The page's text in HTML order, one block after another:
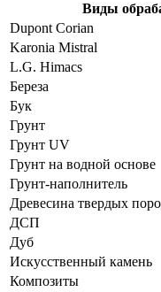
Виды
Dupont Corian
Karonia Mistral
L.G. Himacs
Береза
Бук
Грунт
Грунт UV
Грунт на водной основе
Грунт-наполнитель
Древесина твердых
ДСП
Дуб
Искусственный камень
Композиты